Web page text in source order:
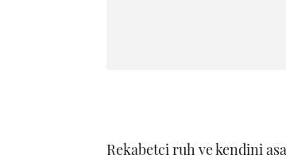
Rekabetçi ruh ve kendini